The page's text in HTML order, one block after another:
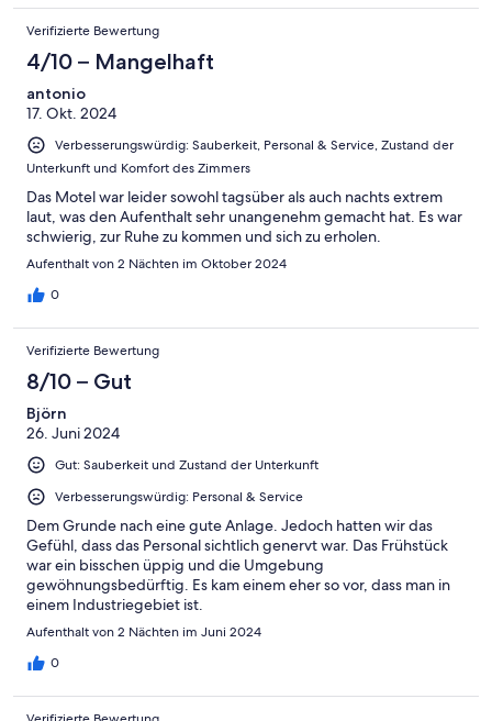
Verifizierte Bewertung
4/10 – Mangelhaft
antonio
17. Okt. 2024
Verbesserungswürdig: Sauberkeit, Personal & Service, Zustand der
Unterkunft und Komfort des Zimmers
Das Motel war leider sowohl tagsüber als auch nachts extrem
laut, was den Aufenthalt sehr unangenehm gemacht hat. Es war
schwierig, zur Ruhe zu kommen und sich zu erholen.
Aufenthalt von 2 Nächten im Oktober 2024
0
Verifizierte Bewertung
8/10 – Gut
Björn
26. Juni 2024
Gut: Sauberkeit und Zustand der Unterkunft
Verbesserungswürdig: Personal & Service
Dem Grunde nach eine gute Anlage. Jedoch hatten wir das
Gefühl, dass das Personal sichtlich genervt war. Das Frühstück
war ein bisschen üppig und die Umgebung
gewöhnungsbedürftig. Es kam einem eher so vor, dass man in
einem Industriegebiet ist.
Aufenthalt von 2 Nächten im Juni 2024
0